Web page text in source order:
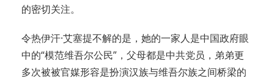
的密切关注。
令热伊汗·艾塞提不解的是，她的一家人是中国政府眼
中的“模范维吾尔公民”，父母都是中共党员，弟弟更
多次被被官媒形容是扮演汉族与维吾尔族之间桥梁的